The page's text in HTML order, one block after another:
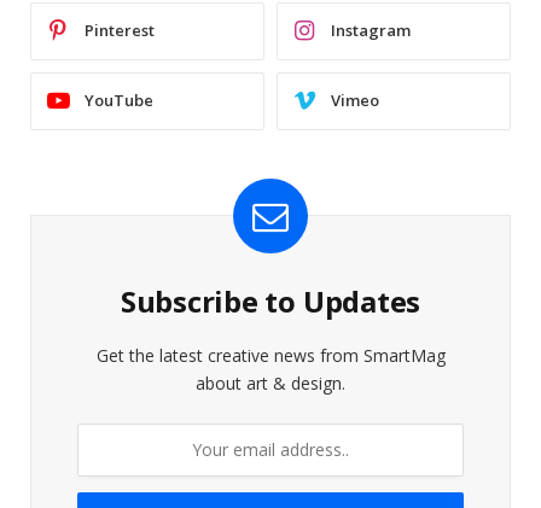
Pinterest Instagram
YouTube Vimeo
Subscribe to Updates
Get the latest creative news from SmartMag
about art & design.